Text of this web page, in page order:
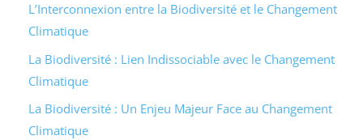
L’Interconnexion entre la Biodiversité et le Changement
Climatique
La Biodiversité : Lien Indissociable avec le Changement
Climatique
La Biodiversité : Un Enjeu Majeur Face au Changement
Climatique